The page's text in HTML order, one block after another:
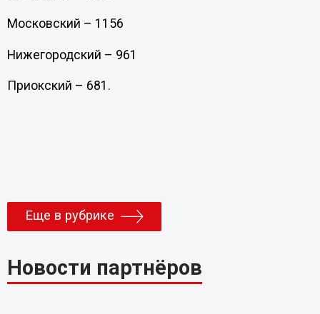
Московский – 1156
Нижегородский – 961
Приокский – 681.
Еще в рубрике
Новости партнёров